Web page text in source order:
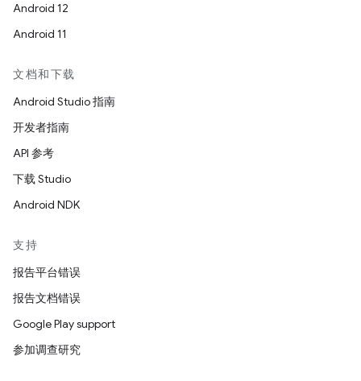
Android 12
Android 11
文档和下载
Android Studio 指南
开发者指南
API 参考
下载 Studio
Android NDK
支持
报告平台错误
报告文档错误
Google Play support
参加调查研究